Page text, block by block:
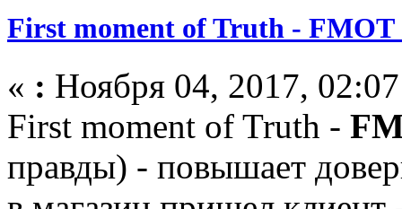
First moment of Truth -
« : Ноября 04, 2017,
First moment of Truth -
правды) - повышает